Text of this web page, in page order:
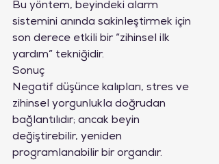
Bu yöntem, beyindeki alarm
sistemini anında sakinleştirmek için
son derece etkili bir “zihinsel ilk
yardım” tekniğidir.
Sonuç
Negatif düşünce kalıpları, stres ve
zihinsel yorgunlukla doğrudan
bağlantılıdır; ancak beyin
değiştirebilir, yeniden
programlanabilir bir organdır.